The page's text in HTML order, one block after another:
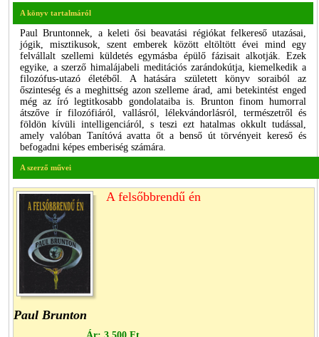
A könyv tartalmáról
Paul Bruntonnek, a keleti ősi beavatási régiókat felkereső utazásai,
jógik, misztikusok, szent emberek között eltöltött évei mind egy
felvállalt szellemi küldetés egymásba épülő fázisait alkotják. Ezek
egyike, a szerző himalájabeli meditációs zarándokútja, kiemelkedik a
filozófus-utazó életéből. A hatására született könyv soraiból az
őszinteség és a meghittség azon szelleme árad, ami betekintést enged
még az író legtitkosabb gondolataiba is. Brunton finom humorral
átszőve ír filozófiáról, vallásról, lélekvándorlásról, természetről és
földön kívüli intelligenciáról, s teszi ezt hatalmas okkult tudással,
amely valóban Tanítóvá avatta őt a benső út törvényeit kereső és
befogadni képes emberiség számára.
A szerző művei
A felsőbbrendű én
Paul Brunton